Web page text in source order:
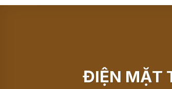
ĐIỆN MẶT